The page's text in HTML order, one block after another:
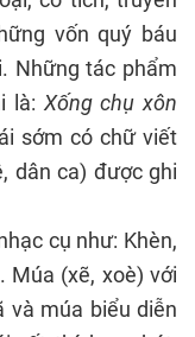
vốn quý báu
Những tác phẩm
là: Xống chụ xôn
sớm có chữ viết
dân ca) được ghi
cụ như: Khèn,
Múa (xẽ, xoè) với
và múa biểu diễn